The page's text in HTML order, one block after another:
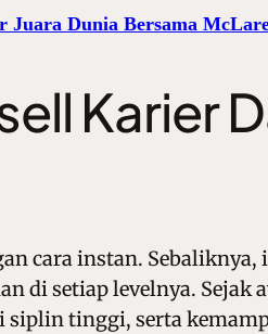
Juara Dunia Bersama
Karier
cara instan.
di setiap levelnya.
tinggi, serta